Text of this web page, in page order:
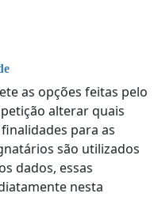
as opções feitas pelo
alterar quais
para as
são utilizados
dados, essas
nesta